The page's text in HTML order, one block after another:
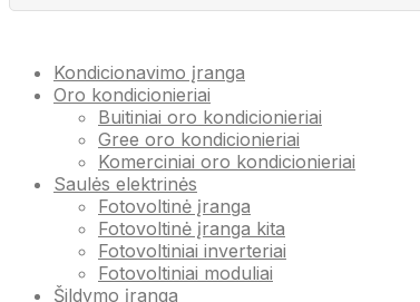
Kondicionavimo įranga
Oro kondicionieriai
Buitiniai oro kondicionieriai
Gree oro kondicionieriai
Komerciniai oro kondicionieriai
Saulės elektrinės
Fotovoltinė įranga
Fotovoltinė įranga kita
Fotovoltiniai inverteriai
Fotovoltiniai moduliai
Šildymo įranga